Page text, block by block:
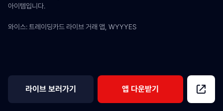
아이템입니다.
와이스: 트레이딩카드 라이브 거래 앱, WYYYES
라이브 보러가기 앱 다운받기